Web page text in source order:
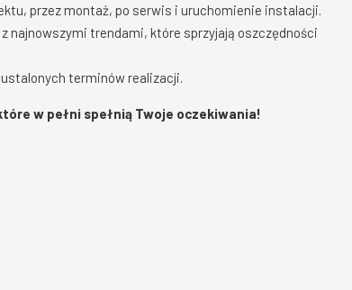
przez montaż, po serwis i uruchomienie instalacji.
najnowszymi trendami, które sprzyjają oszczędności
terminów realizacji.
w pełni spełnią Twoje oczekiwania!